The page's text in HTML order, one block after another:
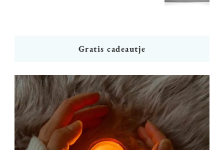
Gratis cadeautje